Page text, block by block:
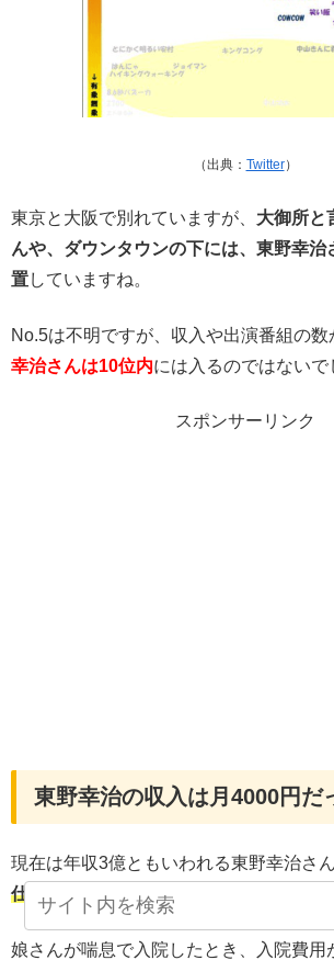
（出典： Twitter）
東京と大阪で別れていますが、 大御所と
んや、ダウンタウンの下には、東野幸治
置していますね。
No.5は不明ですが、収入や出演番組の数
幸治さんは10位内には入るのではないで
スポンサーリンク
東野幸治の収入は月4000円だ
現在は年収3億ともいわれる東野幸治さん
仕事がなく給料が4000円
娘さんが喘息で入院したとき、入院費用